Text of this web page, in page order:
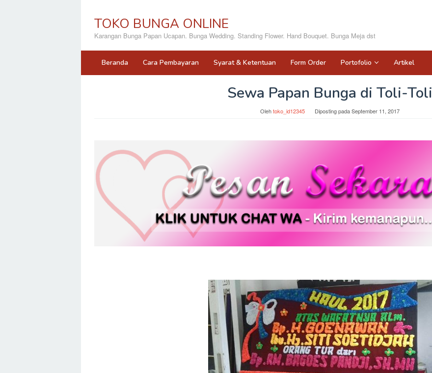
TOKO BUNGA ONLINE
Karangan Bunga Papan Ucapan. Bunga Wedding. Standing Flower. Hand Bouquet. Bunga Meja dst
Beranda Cara Pembayaran Syarat & Ketentuan Form Order Portofolio Artikel
Sewa Papan Bunga di Toli-Toli
Olehtoko_id12345 Diposting padaSeptember 11, 2017